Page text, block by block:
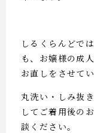
しるくらんどで
も、お嬢様の成
お直しをさせて
丸洗い・しみ抜
してご着用後の
談ください。